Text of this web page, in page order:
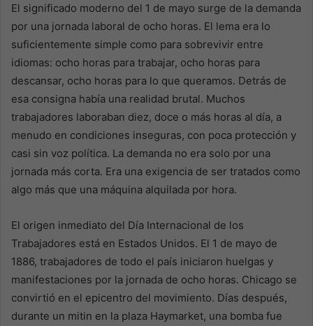
El significado moderno del 1 de mayo surge de la demanda
por una jornada laboral de ocho horas. El lema era lo
suficientemente simple como para sobrevivir entre
idiomas: ocho horas para trabajar, ocho horas para
descansar, ocho horas para lo que queramos. Detrás de
esa consigna había una realidad brutal. Muchos
trabajadores laboraban diez, doce o más horas al día, a
menudo en condiciones inseguras, con poca protección y
casi sin voz política. La demanda no era solo por una
jornada más corta. Era una exigencia de ser tratados como
algo más que una máquina alquilada por hora.
El origen inmediato del Día Internacional de los
Trabajadores está en Estados Unidos. El 1 de mayo de
1886, trabajadores de todo el país iniciaron huelgas y
manifestaciones por la jornada de ocho horas. Chicago se
convirtió en el epicentro del movimiento. Días después,
durante un mitin en la plaza Haymarket, una bomba fue